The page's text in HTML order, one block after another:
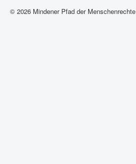
© 2026 Mindener Pfad der Menschenrechte